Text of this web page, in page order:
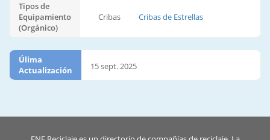
Tipos de
Equipamiento
(Orgánico)
Cribas Cribas de Estrellas
Úlima
Actualización
15 sept. 2025